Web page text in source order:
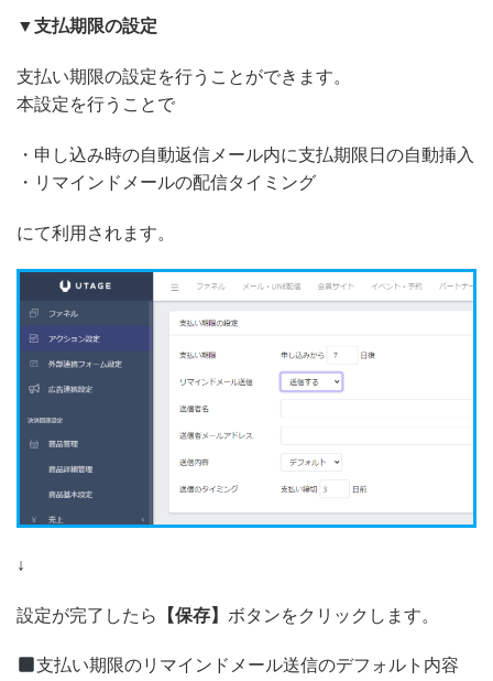
▼支払期限の設定
支払い期限の設定を行うことができます。
本設定を行うことで
・申し込み時の自動返信メール内に支払期限日の自動挿入
・リマインドメールの配信タイミング
にて利用されます。
↓
設定が完了したら 【保存】 ボタンをクリックします。
支払い期限のリマインドメール送信のデフォルト内容